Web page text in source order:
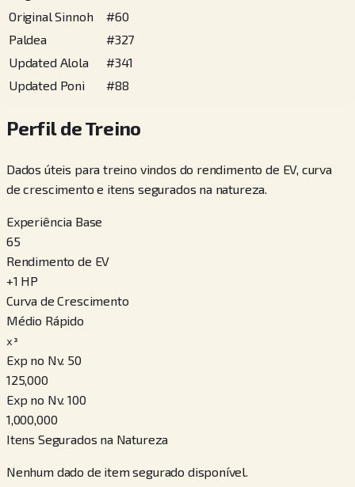
Original Sinnoh
#60
Paldea
#327
Updated Alola
#341
Updated Poni
#88
Perfil de Treino
Dados úteis para treino vindos do rendimento de EV, curva
de crescimento e itens segurados na natureza.
Experiência Base
65
Rendimento de EV
+1 HP
Curva de Crescimento
Médio Rápido
x³
Exp no Nv. 50
125,000
Exp no Nv. 100
1,000,000
Itens Segurados na Natureza
Nenhum dado de item segurado disponível.